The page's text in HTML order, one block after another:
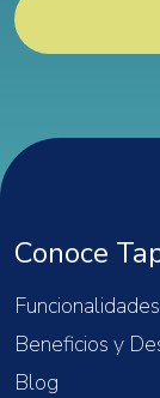
Conoce
Funcionalidades
Beneficios y
Blog